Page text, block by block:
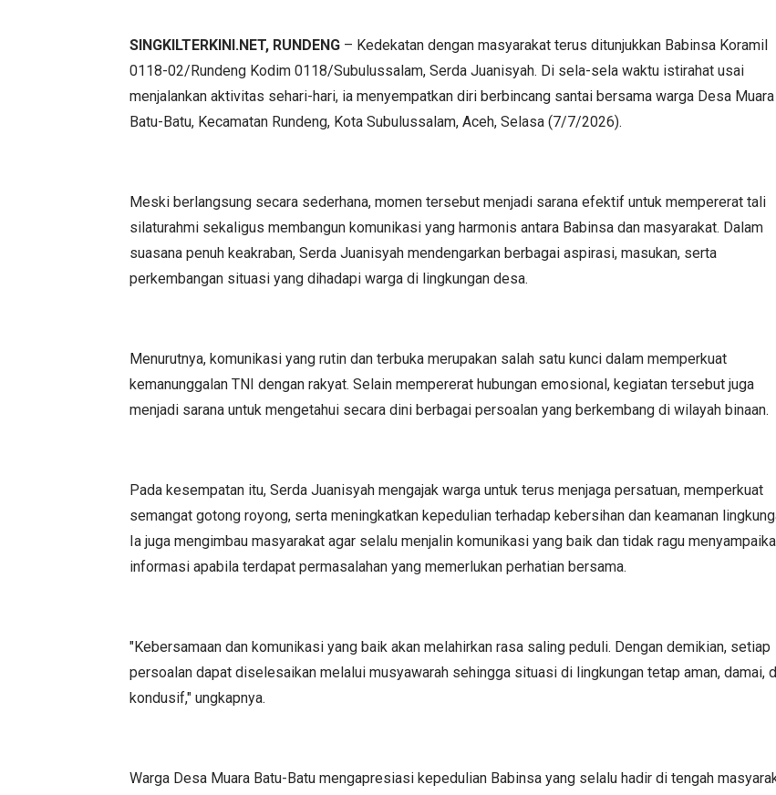
SINGKILTERKINI.NET, RUNDENG – Kedekatan dengan masyarakat terus ditunjukkan Babinsa Koramil
0118-02/Rundeng Kodim 0118/Subulussalam, Serda Juanisyah. Di sela-sela waktu istirahat usai
menjalankan aktivitas sehari-hari, ia menyempatkan diri berbincang santai bersama warga Desa Muara
Batu-Batu, Kecamatan Rundeng, Kota Subulussalam, Aceh, Selasa (7/7/2026).
Meski berlangsung secara sederhana, momen tersebut menjadi sarana efektif untuk mempererat tali
silaturahmi sekaligus membangun komunikasi yang harmonis antara Babinsa dan masyarakat. Dalam
suasana penuh keakraban, Serda Juanisyah mendengarkan berbagai aspirasi, masukan, serta
perkembangan situasi yang dihadapi warga di lingkungan desa.
Menurutnya, komunikasi yang rutin dan terbuka merupakan salah satu kunci dalam memperkuat
kemanunggalan TNI dengan rakyat. Selain mempererat hubungan emosional, kegiatan tersebut juga
menjadi sarana untuk mengetahui secara dini berbagai persoalan yang berkembang di wilayah binaan.
Pada kesempatan itu, Serda Juanisyah mengajak warga untuk terus menjaga persatuan, memperkuat
semangat gotong royong, serta meningkatkan kepedulian terhadap kebersihan dan keamanan
Ia juga mengimbau masyarakat agar selalu menjalin komunikasi yang baik dan tidak ragu
informasi apabila terdapat permasalahan yang memerlukan perhatian bersama.
"Kebersamaan dan komunikasi yang baik akan melahirkan rasa saling peduli. Dengan demikian, setiap
persoalan dapat diselesaikan melalui musyawarah sehingga situasi di lingkungan tetap aman, damai,
kondusif," ungkapnya.
Warga Desa Muara Batu-Batu mengapresiasi kepedulian Babinsa yang selalu hadir di tengah